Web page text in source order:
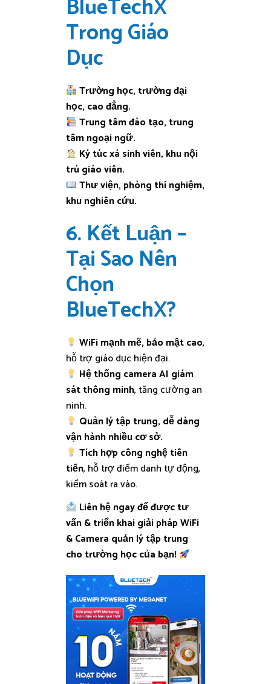
BlueTechX
Trong Giáo
Dục
Trường học, trường đại
học, cao đẳng.
Trung tâm đào tạo, trung
tâm ngoại ngữ.
Ký túc xá sinh viên, khu nội
trú giáo viên.
Thư viện, phòng thí nghiệm,
khu nghiên cứu.
6. Kết Luận –
Tại Sao Nên
Chọn
BlueTechX?
WiFi mạnh mẽ, bảo mật cao,
hỗ trợ giáo dục hiện đại.
Hệ thống camera AI giám
sát thông minh, tăng cường an
ninh.
Quản lý tập trung, dễ dàng
vận hành nhiều cơ sở.
Tích hợp công nghệ tiên
tiến, hỗ trợ điểm danh tự động,
kiểm soát ra vào.
Liên hệ ngay để được tư
vấn & triển khai giải pháp WiFi
& Camera quản lý tập trung
cho trường học của bạn!